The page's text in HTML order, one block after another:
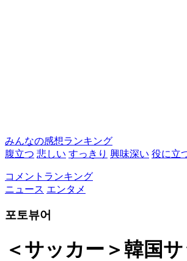
みんなの感想ランキング
腹立つ 悲しい すっきり 興味深い 役に立
コメントランキング
ニュース エンタメ
포토뷰어
＜サッカー＞韓国